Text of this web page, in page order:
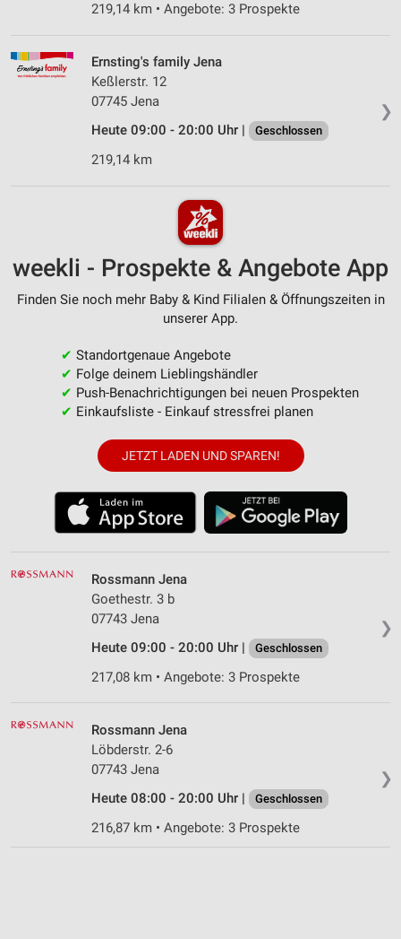
219,14 km • Angebote: 3 Prospekte
❯
Ernsting's family Jena
Keßlerstr. 12
07745 Jena
Heute 09:00 - 20:00 Uhr |
Geschlossen
219,14 km
weekli - Prospekte & Angebote App
Finden Sie noch mehr Baby & Kind Filialen & Öffnungszeiten in
unserer App.
✔ Standortgenaue Angebote
✔ Folge deinem Lieblingshändler
✔ Push-Benachrichtigungen bei neuen Prospekten
✔ Einkaufsliste - Einkauf stressfrei planen
JETZT LADEN UND SPAREN!
❯
Rossmann Jena
Goethestr. 3 b
07743 Jena
Heute 09:00 - 20:00 Uhr |
Geschlossen
217,08 km • Angebote: 3 Prospekte
❯
Rossmann Jena
Löbderstr. 2-6
07743 Jena
Heute 08:00 - 20:00 Uhr |
Geschlossen
216,87 km • Angebote: 3 Prospekte